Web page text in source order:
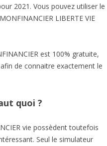
2021. Vous pouvez utiliser le
LIBERTE VIE
est 100% gratuite,
de connaitre exactement le
quoi ?
vie possèdent toutefois
Seul le simulateur